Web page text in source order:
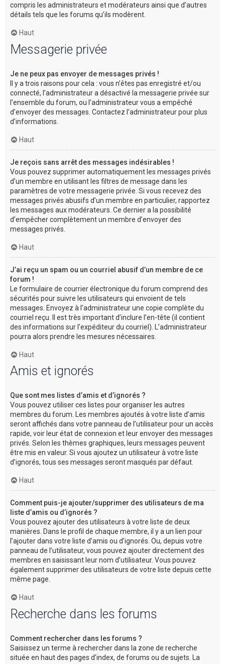
compris les administrateurs et modérateurs ainsi que d’autres
détails tels que les forums qu’ils modèrent.
Haut
Messagerie privée
Je ne peux pas envoyer de messages privés !
Il y a trois raisons pour cela : vous n’êtes pas enregistré et/ou
connecté, l’administrateur a désactivé la messagerie privée sur
l’ensemble du forum, ou l’administrateur vous a empêché
d’envoyer des messages. Contactez l’administrateur pour plus
d’informations.
Haut
Je reçois sans arrêt des messages indésirables !
Vous pouvez supprimer automatiquement les messages privés
d’un membre en utilisant les filtres de message dans les
paramètres de votre messagerie privée. Si vous recevez des
messages privés abusifs d’un membre en particulier, rapportez
les messages aux modérateurs. Ce dernier a la possibilité
d’empêcher complètement un membre d’envoyer des
messages privés.
Haut
J’ai reçu un spam ou un courriel abusif d’un membre de ce
forum !
Le formulaire de courrier électronique du forum comprend des
sécurités pour suivre les utilisateurs qui envoient de tels
messages. Envoyez à l’administrateur une copie complète du
courriel reçu. Il est très important d’inclure l’en-tête (il contient
des informations sur l’expéditeur du courriel). L’administrateur
pourra alors prendre les mesures nécessaires.
Haut
Amis et ignorés
Que sont mes listes d’amis et d’ignorés ?
Vous pouvez utiliser ces listes pour organiser les autres
membres du forum. Les membres ajoutés à votre liste d’amis
seront affichés dans votre panneau de l’utilisateur pour un accès
rapide, voir leur état de connexion et leur envoyer des messages
privés. Selon les thèmes graphiques, leurs messages peuvent
être mis en valeur. Si vous ajoutez un utilisateur à votre liste
d’ignorés, tous ses messages seront masqués par défaut.
Haut
Comment puis-je ajouter/supprimer des utilisateurs de ma
liste d’amis ou d’ignorés ?
Vous pouvez ajouter des utilisateurs à votre liste de deux
manières. Dans le profil de chaque membre, il y a un lien pour
l’ajouter dans votre liste d’amis ou d’ignorés. Ou, depuis votre
panneau de l’utilisateur, vous pouvez ajouter directement des
membres en saisissant leur nom d’utilisateur. Vous pouvez
également supprimer des utilisateurs de votre liste depuis cette
même page.
Haut
Recherche dans les forums
Comment rechercher dans les forums ?
Saisissez un terme à rechercher dans la zone de recherche
située en haut des pages d’index, de forums ou de sujets. La